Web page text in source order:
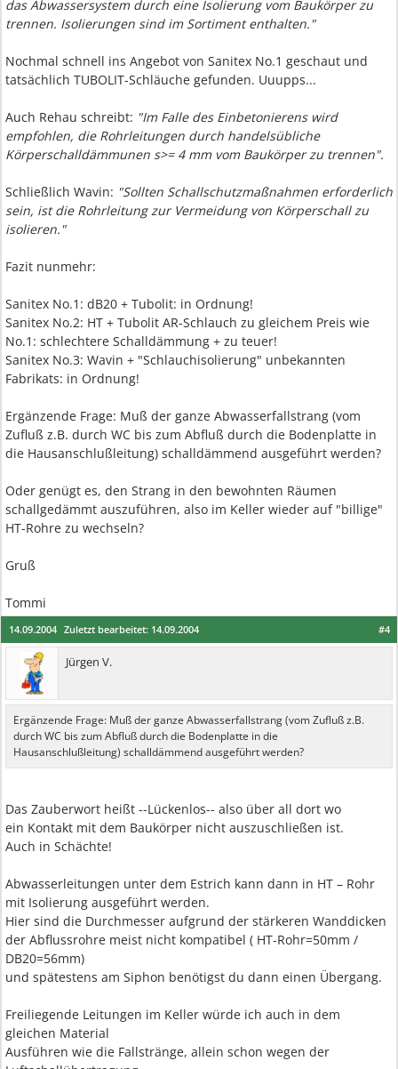
das Abwassersystem durch eine Isolierung vom Baukörper zu
trennen. Isolierungen sind im Sortiment enthalten."
Nochmal schnell ins Angebot von Sanitex No.1 geschaut und
tatsächlich TUBOLIT-Schläuche gefunden. Uuupps...
Auch Rehau schreibt: "Im Falle des Einbetonierens wird
empfohlen, die Rohrleitungen durch handelsübliche
Körperschalldämmunen s>= 4 mm vom Baukörper zu trennen".
Schließlich Wavin: "Sollten Schallschutzmaßnahmen erforderlich
sein, ist die Rohrleitung zur Vermeidung von Körperschall zu
isolieren."
Fazit nunmehr:
Sanitex No.1: dB20 + Tubolit: in Ordnung!
Sanitex No.2: HT + Tubolit AR-Schlauch zu gleichem Preis wie
No.1: schlechtere Schalldämmung + zu teuer!
Sanitex No.3: Wavin + "Schlauchisolierung" unbekannten
Fabrikats: in Ordnung!
Ergänzende Frage: Muß der ganze Abwasserfallstrang (vom
Zufluß z.B. durch WC bis zum Abfluß durch die Bodenplatte in
die Hausanschlußleitung) schalldämmend ausgeführt werden?
Oder genügt es, den Strang in den bewohnten Räumen
schallgedämmt auszuführen, also im Keller wieder auf "billige"
HT-Rohre zu wechseln?
Gruß
Tommi
#4
14.09.2004 Zuletzt bearbeitet: 14.09.2004
Jürgen V.
Ergänzende Frage: Muß der ganze Abwasserfallstrang (vom Zufluß z.B.
durch WC bis zum Abfluß durch die Bodenplatte in die
Hausanschlußleitung) schalldämmend ausgeführt werden?
Das Zauberwort heißt --Lückenlos-- also über all dort wo
ein Kontakt mit dem Baukörper nicht auszuschließen ist.
Auch in Schächte!
Abwasserleitungen unter dem Estrich kann dann in HT – Rohr
mit Isolierung ausgeführt werden.
Hier sind die Durchmesser aufgrund der stärkeren Wanddicken
der Abflussrohre meist nicht kompatibel ( HT-Rohr=50mm /
DB20=56mm)
und spätestens am Siphon benötigst du dann einen Übergang.
Freiliegende Leitungen im Keller würde ich auch in dem
gleichen Material
Ausführen wie die Fallstränge, allein schon wegen der